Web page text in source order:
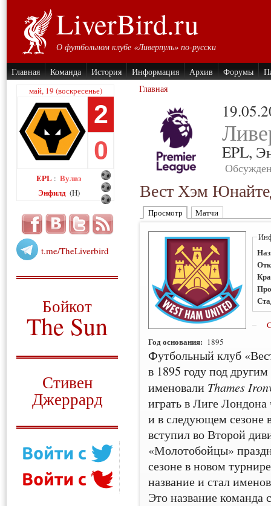
LiverBird.ru
О футбольном клубе «Ливерпуль» по-русски
Главная Команда История Информация Архив Форумы
май, 19 (воскресенье)
2
0
EPL : Вулвз
Энфилд (H)
t.me/TheLiverbird
Бойкот
The Sun
Стивен
Джеррард
Главная
EPL,
Вест Хэм
Просмотр Матчи
Год основания: 1895
Футбольный клуб
в 1895 году под
именовали Thames
играть в Лиге Лондона
и в следующем сезоне
вступил во Второй
«Молотобойцы»
сезоне в новом
название и стал
Это название команда